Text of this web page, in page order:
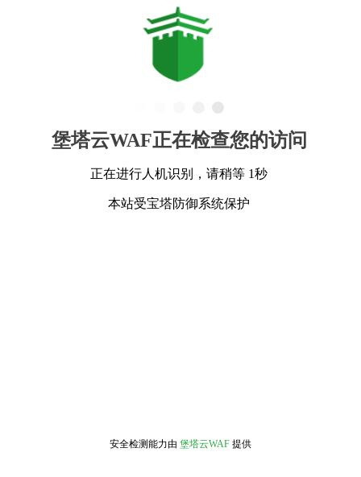
堡塔云WAF正在检查您的访问
正在进行人机识别，请稍等 1秒
本站受宝塔防御系统保护
安全检测能力由 堡塔云WAF 提供